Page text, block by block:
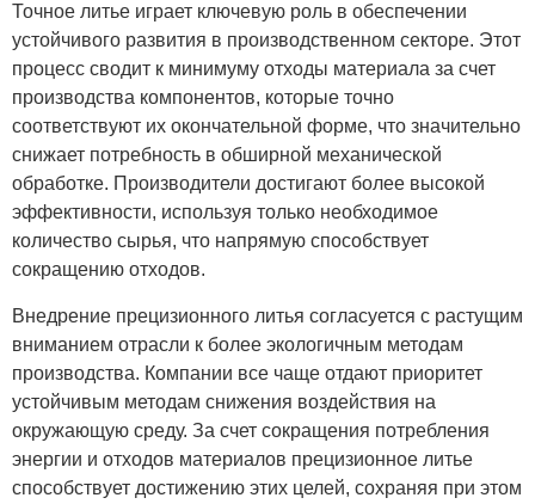
Точное литье играет ключевую роль в обеспечении
устойчивого развития в производственном секторе. Этот
процесс сводит к минимуму отходы материала за счет
производства компонентов, которые точно
соответствуют их окончательной форме, что значительно
снижает потребность в обширной механической
обработке. Производители достигают более высокой
эффективности, используя только необходимое
количество сырья, что напрямую способствует
сокращению отходов.
Внедрение прецизионного литья согласуется с растущим
вниманием отрасли к более экологичным методам
производства. Компании все чаще отдают приоритет
устойчивым методам снижения воздействия на
окружающую среду. За счет сокращения потребления
энергии и отходов материалов прецизионное литье
способствует достижению этих целей, сохраняя при этом